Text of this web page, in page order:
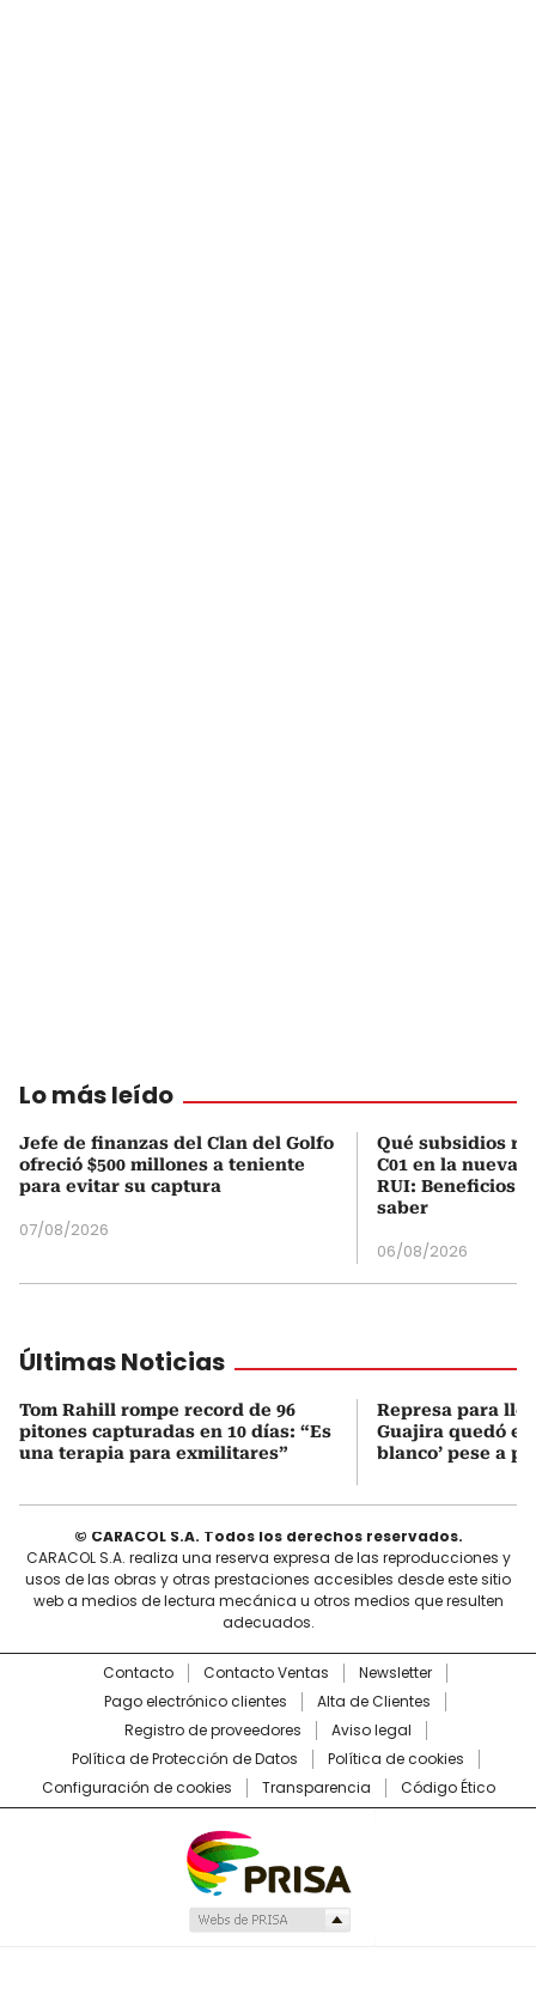
Lo más leído
Jefe de finanzas del Clan del Golfo
ofreció $500 millones a teniente
para evitar su captura
07/08/2026
Qué subsidios
C01 en la nueva
RUI: Beneficios
saber
06/08/2026
Últimas Noticias
Tom Rahill rompe record de 96
pitones capturadas en 10 días: “Es
una terapia para exmilitares”
Represa para
Guajira quedó en
blanco’ pese a
© CARACOL S.A. Todos los derechos reservados.
CARACOL S.A. realiza una reserva expresa de las reproducciones y
usos de las obras y otras prestaciones accesibles desde este sitio
web a medios de lectura mecánica u otros medios que resulten
adecuados.
Contacto Contacto Ventas
Newsletter
Pago electrónico clientes
Alta de Clientes
Registro de proveedores
Aviso legal
Política de Protección de Datos
Política de cookies
Configuración de cookies
Transparencia Código Ético